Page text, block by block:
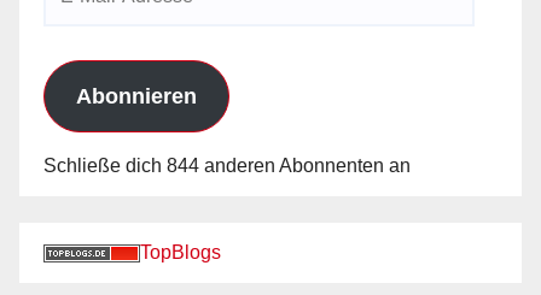
Abonnieren
Schließe dich 844 anderen Abonnenten an
TopBlogs